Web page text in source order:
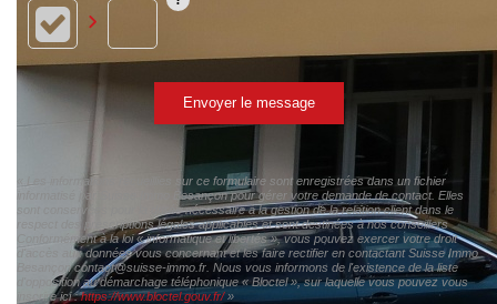
Envoyer le message
« Les informations recueillies sur ce formulaire sont enregistrées dans un fichier
informatisé par Suisse Immo Besançon pour gérer votre demande de contact. Elles
sont conservées pour la durée nécessaire à la gestion de la relation client dans le
respect des prescriptions légales applicables et sont destinées à nos conseillers
Conformément à la loi « informatique et libertés », vous pouvez exercer votre droit
d'accès aux données vous concernant et les faire rectifier en contactant Suisse Immo
Besançon contact@suisse-immo.fr. Nous vous informons de l'existence de la liste
d'opposition au démarchage téléphonique « Bloctel », sur laquelle vous pouvez vous
inscrire ici :https://www.bloctel.gouv.fr/»